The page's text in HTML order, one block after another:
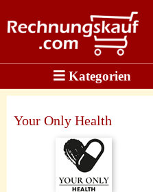
Kategorien
Your Only Health